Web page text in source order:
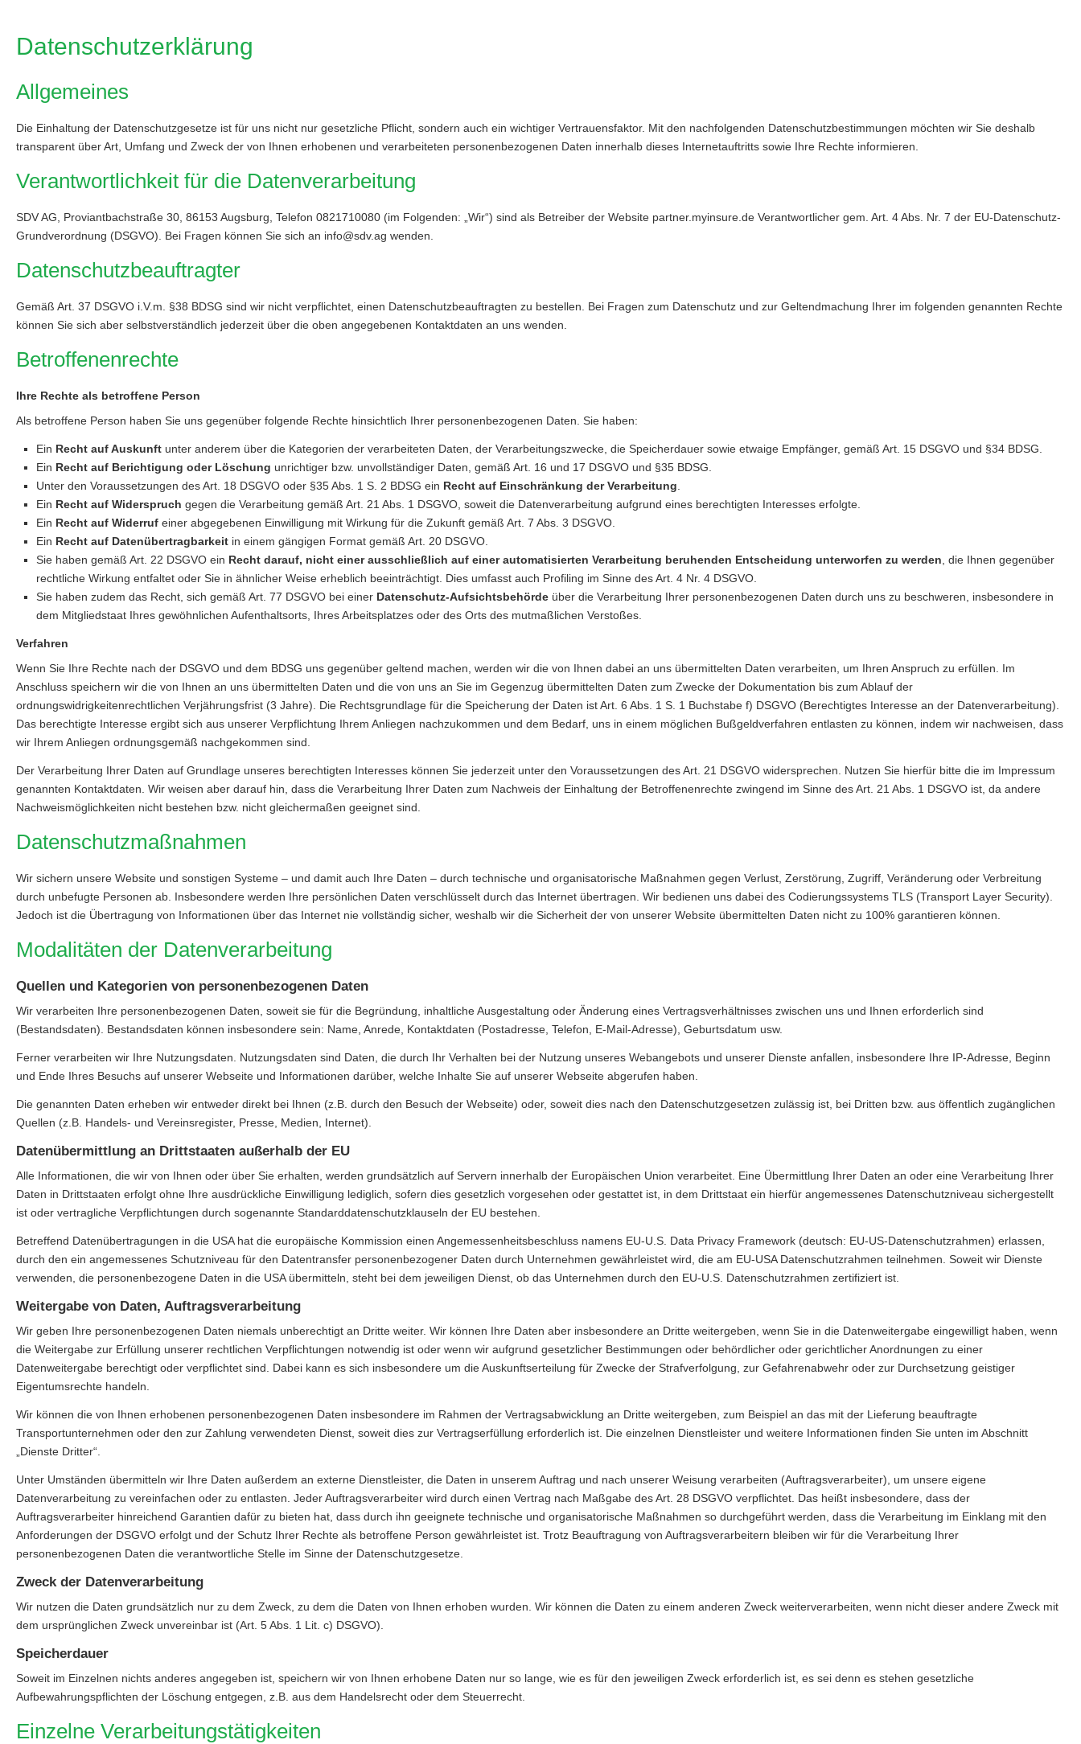
Datenschutzerklärung
Allgemeines
Die Einhaltung der Datenschutzgesetze ist für uns nicht nur gesetzliche Pflicht, sondern auch ein wichtiger Vertrauensfaktor. Mit den nachfolgenden Datenschutzbestimmungen möchten wir Sie deshalb
transparent über Art, Umfang und Zweck der von Ihnen erhobenen und verarbeiteten personenbezogenen Daten innerhalb dieses Internetauftritts sowie Ihre Rechte informieren.
Verantwortlichkeit für die Datenverarbeitung
SDV AG, Proviantbachstraße 30, 86153 Augsburg, Telefon 0821710080 (im Folgenden: „Wir“) sind als Betreiber der Website partner.myinsure.de Verantwortlicher gem. Art. 4 Abs. Nr. 7 der EU-Datenschutz-
Grundverordnung (DSGVO). Bei Fragen können Sie sich an info@sdv.ag wenden.
Datenschutzbeauftragter
Gemäß Art. 37 DSGVO i.V.m. §38 BDSG sind wir nicht verpflichtet, einen Datenschutzbeauftragten zu bestellen. Bei Fragen zum Datenschutz und zur Geltendmachung Ihrer im folgenden genannten Rechte
können Sie sich aber selbstverständlich jederzeit über die oben angegebenen Kontaktdaten an uns wenden.
Betroffenenrechte
Ihre Rechte als betroffene Person
Als betroffene Person haben Sie uns gegenüber folgende Rechte hinsichtlich Ihrer personenbezogenen Daten. Sie haben:
Ein Recht auf Auskunft unter anderem über die Kategorien der verarbeiteten Daten, der Verarbeitungszwecke, die Speicherdauer sowie etwaige Empfänger, gemäß Art. 15 DSGVO und §34 BDSG.
Ein Recht auf Berichtigung oder Löschung unrichtiger bzw. unvollständiger Daten, gemäß Art. 16 und 17 DSGVO und §35 BDSG.
Unter den Voraussetzungen des Art. 18 DSGVO oder §35 Abs. 1 S. 2 BDSG ein Recht auf Einschränkung der Verarbeitung
Ein Recht auf Widerspruch gegen die Verarbeitung gemäß Art. 21 Abs. 1 DSGVO, soweit die Datenverarbeitung aufgrund eines berechtigten Interesses erfolgte.
Ein Recht auf Widerruf einer abgegebenen Einwilligung mit Wirkung für die Zukunft gemäß Art. 7 Abs. 3 DSGVO.
Ein Recht auf Datenübertragbarkeit in einem gängigen Format gemäß Art. 20 DSGVO.
Sie haben gemäß Art. 22 DSGVO ein Recht darauf, nicht einer ausschließlich auf einer automatisierten Verarbeitung beruhenden Entscheidung unterworfen zu werden , die Ihnen gegenüber
rechtliche Wirkung entfaltet oder Sie in ähnlicher Weise erheblich beeinträchtigt. Dies umfasst auch Profiling im Sinne des Art. 4 Nr. 4 DSGVO.
Sie haben zudem das Recht, sich gemäß Art. 77 DSGVO bei einer Datenschutz-Aufsichtsbehörde über die Verarbeitung Ihrer personenbezogenen Daten durch uns zu beschweren, insbesondere in
dem Mitgliedstaat Ihres gewöhnlichen Aufenthaltsorts, Ihres Arbeitsplatzes oder des Orts des mutmaßlichen Verstoßes.
Verfahren
Wenn Sie Ihre Rechte nach der DSGVO und dem BDSG uns gegenüber geltend machen, werden wir die von Ihnen dabei an uns übermittelten Daten verarbeiten, um Ihren Anspruch zu erfüllen. Im
Anschluss speichern wir die von Ihnen an uns übermittelten Daten und die von uns an Sie im Gegenzug übermittelten Daten zum Zwecke der Dokumentation bis zum Ablauf der
ordnungswidrigkeitenrechtlichen Verjährungsfrist (3 Jahre). Die Rechtsgrundlage für die Speicherung der Daten ist Art. 6 Abs. 1 S. 1 Buchstabe f) DSGVO (Berechtigtes Interesse an der Datenverarbeitung).
Das berechtigte Interesse ergibt sich aus unserer Verpflichtung Ihrem Anliegen nachzukommen und dem Bedarf, uns in einem möglichen Bußgeldverfahren entlasten zu können, indem wir nachweisen, dass
wir Ihrem Anliegen ordnungsgemäß nachgekommen sind.
Der Verarbeitung Ihrer Daten auf Grundlage unseres berechtigten Interesses können Sie jederzeit unter den Voraussetzungen des Art. 21 DSGVO widersprechen. Nutzen Sie hierfür bitte die im Impressum
genannten Kontaktdaten. Wir weisen aber darauf hin, dass die Verarbeitung Ihrer Daten zum Nachweis der Einhaltung der Betroffenenrechte zwingend im Sinne des Art. 21 Abs. 1 DSGVO ist, da andere
Nachweismöglichkeiten nicht bestehen bzw. nicht gleichermaßen geeignet sind.
Datenschutzmaßnahmen
Wir sichern unsere Website und sonstigen Systeme – und damit auch Ihre Daten – durch technische und organisatorische Maßnahmen gegen Verlust, Zerstörung, Zugriff, Veränderung oder Verbreitung
durch unbefugte Per­sonen ab. Insbesondere werden Ihre persönlichen Daten verschlüsselt durch das Internet übertragen. Wir bedienen uns dabei des Codierungssystems TLS (Transport Layer Security).
Jedoch ist die Übertragung von Informationen über das Internet nie vollständig sicher, weshalb wir die Sicherheit der von unserer Website übermittelten Daten nicht zu 100% garantieren können.
Modalitäten der Datenverarbeitung
Quellen und Kategorien von personenbezogenen Daten
Wir verarbeiten Ihre personenbezogenen Daten, soweit sie für die Begründung, inhaltliche Ausgestaltung oder Änderung eines Vertragsverhältnisses zwischen uns und Ihnen erforderlich sind
(Bestandsdaten). Bestandsdaten können insbesondere sein: Name, Anrede, Kontaktdaten (Postadresse, Telefon, E-Mail-Adresse), Geburts­datum usw.
Ferner verarbeiten wir Ihre Nutzungsdaten. Nutzungsdaten sind Daten, die durch Ihr Verhalten bei der Nutzung unseres Webangebots und unserer Dienste anfallen, insbesondere Ihre IP-Adresse, Beginn
und Ende Ihres Besuchs auf unserer Webseite und Informationen darüber, welche Inhalte Sie auf unserer Webseite abgerufen haben.
Die genannten Daten erheben wir entweder direkt bei Ihnen (z.B. durch den Besuch der Webseite) oder, soweit dies nach den Datenschutzgesetzen zulässig ist, bei Dritten bzw. aus öffentlich zugänglichen
Quellen (z.B. Handels- und Vereinsregister, Presse, Medien, Internet).
Datenübermittlung an Drittstaaten außerhalb der EU
Alle Informationen, die wir von Ihnen oder über Sie erhalten, werden grundsätzlich auf Servern innerhalb der Europäischen Union verarbeitet. Eine Übermittlung Ihrer Daten an oder eine Verarbeitung Ihrer
Daten in Drittstaaten erfolgt ohne Ihre ausdrückliche Einwilligung lediglich, sofern dies gesetzlich vorgesehen oder gestattet ist, in dem Drittstaat ein hierfür angemessenes Datenschutzniveau sichergestellt
ist oder vertragliche Verpflichtungen durch sogenannte Standarddatenschutzklauseln der EU bestehen.
Betreffend Datenübertragungen in die USA hat die europäische Kommission einen Angemessenheitsbeschluss namens EU-U.S. Data Privacy Framework (deutsch: EU-US-Datenschutzrahmen) erlassen,
durch den ein angemessenes Schutzniveau für den Datentransfer personenbezogener Daten durch Unternehmen gewährleistet wird, die am EU-USA Datenschutzrahmen teilnehmen. Soweit wir Dienste
verwenden, die personenbezogene Daten in die USA übermitteln, steht bei dem jeweiligen Dienst, ob das Unternehmen durch den EU-U.S. Datenschutzrahmen zertifiziert ist.
Weitergabe von Daten, Auftragsverarbeitung
Wir geben Ihre personenbezogenen Daten niemals unberechtigt an Dritte weiter. Wir können Ihre Daten aber insbesondere an Dritte weitergeben, wenn Sie in die Datenweitergabe eingewilligt haben, wenn
die Weitergabe zur Erfüllung unserer rechtlichen Verpflichtungen notwendig ist oder wenn wir aufgrund gesetzlicher Bestimmungen oder behördlicher oder gerichtlicher Anordnungen zu einer
Datenweitergabe berechtigt oder verpflichtet sind. Dabei kann es sich insbesondere um die Auskunftserteilung für Zwecke der Strafverfolgung, zur Gefahrenabwehr oder zur Durchsetzung geistiger
Eigentumsrechte handeln.
Wir können die von Ihnen erhobenen personenbezogenen Daten insbesondere im Rahmen der Vertragsabwicklung an Dritte weitergeben, zum Beispiel an das mit der Lieferung beauftragte
Transportunternehmen oder den zur Zahlung verwendeten Dienst, soweit dies zur Vertragserfüllung erforderlich ist. Die einzelnen Dienstleister und weitere Informationen finden Sie unten im Abschnitt
„Dienste Dritter“.
Unter Umständen übermitteln wir Ihre Daten außerdem an externe Dienstleister, die Daten in unserem Auftrag und nach unserer Weisung verarbeiten (Auftragsverarbeiter), um unsere eigene
Datenverarbeitung zu vereinfachen oder zu entlasten. Jeder Auftragsverarbeiter wird durch einen Vertrag nach Maßgabe des Art. 28 DSGVO verpflichtet. Das heißt insbesondere, dass der
Auftragsverarbeiter hinreichend Garantien dafür zu bieten hat, dass durch ihn geeignete technische und organisatorische Maßnahmen so durchgeführt werden, dass die Verarbeitung im Einklang mit den
Anforderungen der DSGVO erfolgt und der Schutz Ihrer Rechte als betroffene Person gewährleistet ist. Trotz Beauftragung von Auftragsverarbeitern bleiben wir für die Verarbeitung Ihrer
personenbezogenen Daten die verantwortliche Stelle im Sinne der Datenschutzgesetze.
Zweck der Datenverarbeitung
Wir nutzen die Daten grundsätzlich nur zu dem Zweck, zu dem die Daten von Ihnen erhoben wurden. Wir können die Daten zu einem anderen Zweck weiterverarbeiten, wenn nicht dieser andere Zweck mit
dem ursprünglichen Zweck unvereinbar ist (Art. 5 Abs. 1 Lit. c) DSGVO).
Speicherdauer
Soweit im Einzelnen nichts anderes angegeben ist, speichern wir von Ihnen erhobene Daten nur so lange, wie es für den jeweiligen Zweck erforderlich ist, es sei denn es stehen gesetzliche
Aufbewahrungspflichten der Löschung entgegen, z.B. aus dem Handelsrecht oder dem Steuerrecht.
Einzelne Verarbeitungstätigkeiten